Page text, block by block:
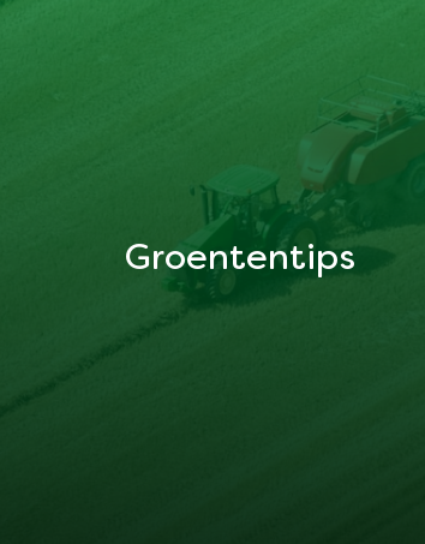
Groententips